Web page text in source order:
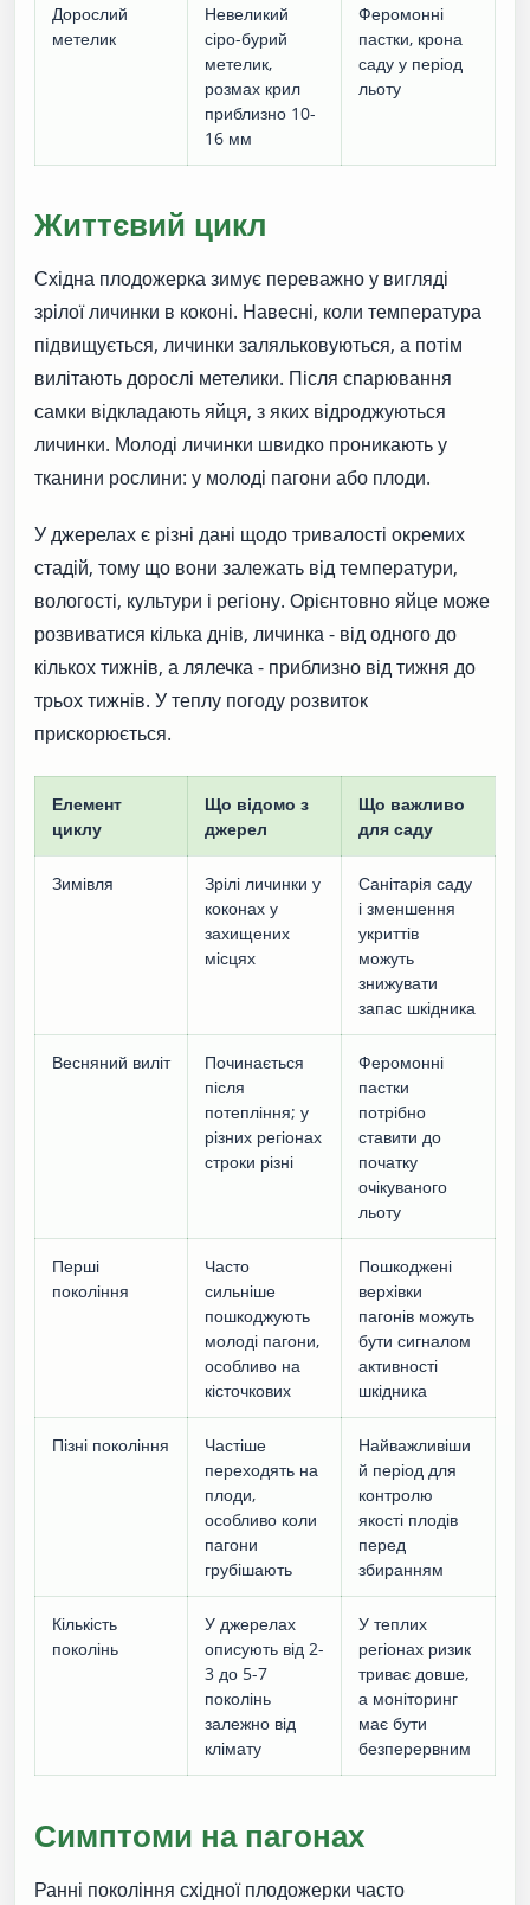
Дорослий
метелик
Невеликий
сіро-бурий
метелик,
розмах крил
приблизно 10-
16 мм
Феромонні
пастки, крона
саду у період
льоту
Життєвий цикл
Східна плодожерка зимує переважно у вигляді
зрілої личинки в коконі. Навесні, коли температура
підвищується, личинки заляльковуються, а потім
вилітають дорослі метелики. Після спарювання
самки відкладають яйця, з яких відроджуються
личинки. Молоді личинки швидко проникають у
тканини рослини: у молоді пагони або плоди.
У джерелах є різні дані щодо тривалості окремих
стадій, тому що вони залежать від температури,
вологості, культури і регіону. Орієнтовно яйце може
розвиватися кілька днів, личинка - від одного до
кількох тижнів, а лялечка - приблизно від тижня до
трьох тижнів. У теплу погоду розвиток
прискорюється.
Елемент
циклу
Що відомо з
джерел
Що важливо
для саду
Зимівля
Зрілі личинки у
коконах у
захищених
місцях
Санітарія саду
і зменшення
укриттів
можуть
знижувати
запас шкідника
Весняний виліт
Починається
після
потепління; у
різних регіонах
строки різні
Феромонні
пастки
потрібно
ставити до
початку
очікуваного
льоту
Перші
покоління
Часто
сильніше
пошкоджують
молоді пагони,
особливо на
кісточкових
Пошкоджені
верхівки
пагонів можуть
бути сигналом
активності
шкідника
Пізні покоління
Частіше
переходять на
плоди,
особливо коли
пагони
грубішають
Найважливіши
й період для
контролю
якості плодів
перед
збиранням
Кількість
поколінь
У джерелах
описують від 2-
3 до 5-7
поколінь
залежно від
клімату
У теплих
регіонах ризик
триває довше,
а моніторинг
має бути
безперервним
Симптоми на пагонах
Ранні покоління східної плодожерки часто